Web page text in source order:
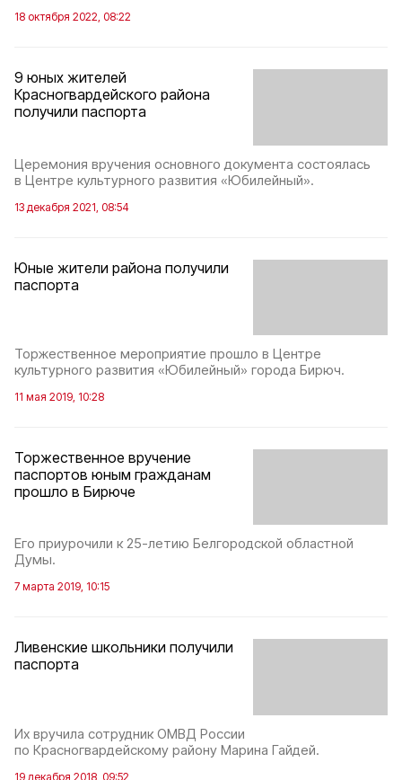
18 октября 2022, 08:22
9 юных жителей
Красногвардейского района
получили паспорта
Церемония вручения основного документа состоялась
в Центре культурного развития «Юбилейный».
13 декабря 2021, 08:54
Юные жители района получили
паспорта
Торжественное мероприятие прошло в Центре
культурного развития «Юбилейный» города Бирюч.
11 мая 2019, 10:28
Торжественное вручение
паспортов юным гражданам
прошло в Бирюче
Его приурочили к 25-летию Белгородской областной
Думы.
7 марта 2019, 10:15
Ливенские школьники получили
паспорта
Их вручила сотрудник ОМВД России
по Красногвардейскому району Марина Гайдей.
19 декабря 2018, 09:52